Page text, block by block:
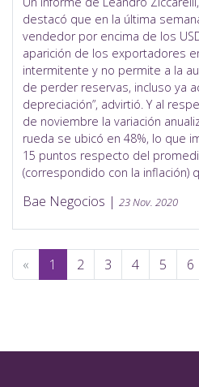
destacó que en la última
vendedor por encima de los
aparición de los exportadores
intermitente y no permite a la
de perder reservas, incluso ya
depreciación”, advirtió. Y al
de noviembre la variación
rueda se ubicó en 48%, lo que
15 puntos respecto del
(correspondido con la inflación)
Bae Negocios | 23 Nov. 2020
« 1 (current)
2 3 4 5 6